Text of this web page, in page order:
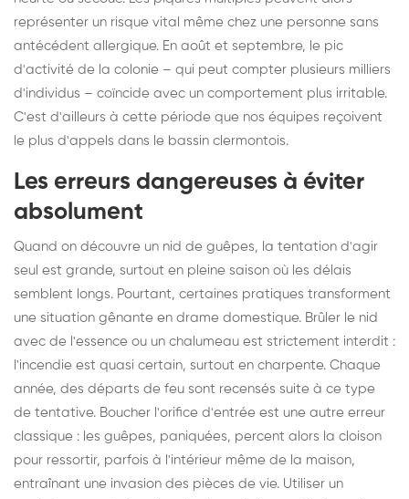
représenter un risque vital même chez une personne sans
antécédent allergique. En août et septembre, le pic
d'activité de la colonie – qui peut compter plusieurs milliers
d'individus – coïncide avec un comportement plus irritable.
C'est d'ailleurs à cette période que nos équipes reçoivent
le plus d'appels dans le bassin clermontois.
Les erreurs dangereuses à éviter
absolument
Quand on découvre un nid de guêpes, la tentation d'agir
seul est grande, surtout en pleine saison où les délais
semblent longs. Pourtant, certaines pratiques transforment
une situation gênante en drame domestique. Brûler le nid
avec de l'essence ou un chalumeau est strictement interdit :
l'incendie est quasi certain, surtout en charpente. Chaque
année, des départs de feu sont recensés suite à ce type
de tentative. Boucher l'orifice d'entrée est une autre erreur
classique : les guêpes, paniquées, percent alors la cloison
pour ressortir, parfois à l'intérieur même de la maison,
entraînant une invasion des pièces de vie. Utiliser un